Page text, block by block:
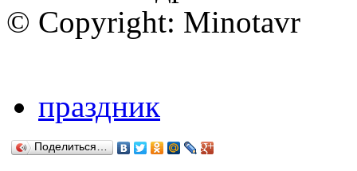
© Copyright: Minotavr
праздник
Поделиться…